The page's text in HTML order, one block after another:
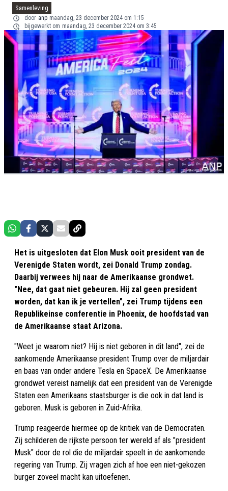
Samenleving
door anp maandag, 23 december 2024 om 1:15
bijgewerkt om maandag, 23 december 2024 om 3:45
Het is uitgesloten dat Elon Musk ooit president van de
Verenigde Staten wordt, zei Donald Trump zondag.
Daarbij verwees hij naar de Amerikaanse grondwet.
"Nee, dat gaat niet gebeuren. Hij zal geen president
worden, dat kan ik je vertellen", zei Trump tijdens een
Republikeinse conferentie in Phoenix, de hoofdstad van
de Amerikaanse staat Arizona.
"Weet je waarom niet? Hij is niet geboren in dit land", zei de
aankomende Amerikaanse president Trump over de miljardair
en baas van onder andere Tesla en SpaceX. De Amerikaanse
grondwet vereist namelijk dat een president van de Verenigde
Staten een Amerikaans staatsburger is die ook in dat land is
geboren. Musk is geboren in Zuid-Afrika.
Trump reageerde hiermee op de kritiek van de Democraten.
Zij schilderen de rijkste persoon ter wereld af als "president
Musk" door de rol die de miljardair speelt in de aankomende
regering van Trump. Zij vragen zich af hoe een niet-gekozen
burger zoveel macht kan uitoefenen.